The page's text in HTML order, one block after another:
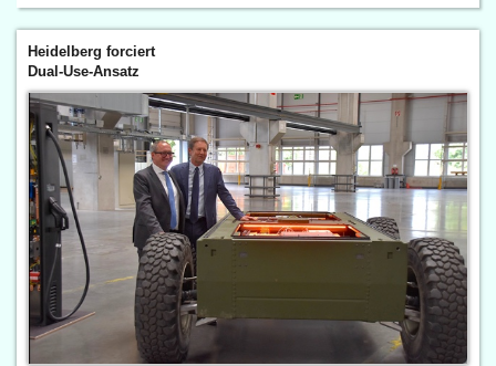
Heidelberg forciert
Dual-Use-Ansatz